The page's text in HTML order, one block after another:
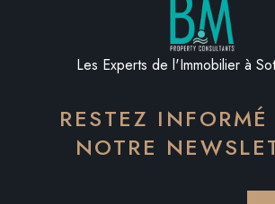
Les Experts de l'Immobilier à
RESTEZ
NOTRE